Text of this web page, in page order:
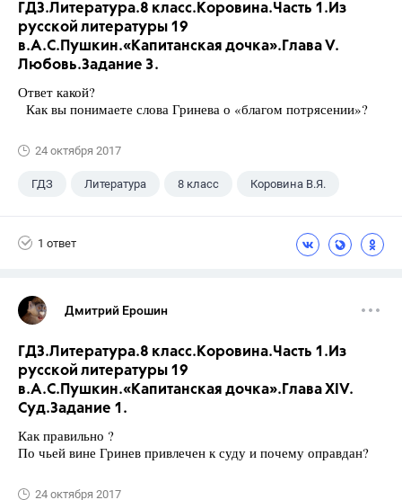
ГДЗ.Литература.8 класс.Коровина.Часть 1.Из
русской литературы 19
в.А.С.Пушкин.«Капитанская дочка».Глава V.
Любовь.Задание 3.
Ответ какой?
Как вы понимаете слова Гринева о «благом потрясении»?
24 октября 2017
ГДЗ Литература 8 класс Коровина В.Я.
1 ответ
Дмитрий Ерошин
ГДЗ.Литература.8 класс.Коровина.Часть 1.Из
русской литературы 19
в.А.С.Пушкин.«Капитанская дочка».Глава XIV.
Суд.Задание 1.
Как правильно ?
По чьей вине Гринев привлечен к суду и почему оправдан?
24 октября 2017